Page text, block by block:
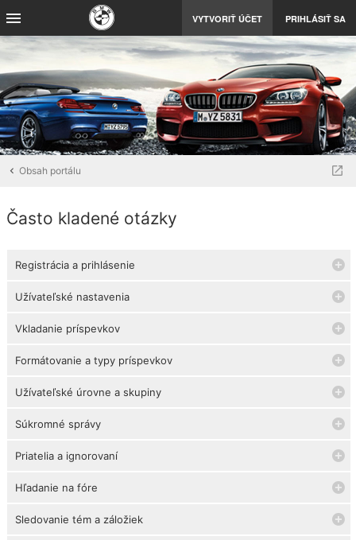
VYTVORIŤ ÚČET PRIHLÁSIŤ SA
Obsah portálu
Často kladené otázky
Registrácia a prihlásenie
Užívateľské nastavenia
Vkladanie príspevkov
Formátovanie a typy príspevkov
Užívateľské úrovne a skupiny
Súkromné správy
Priatelia a ignorovaní
Hľadanie na fóre
Sledovanie tém a záložiek